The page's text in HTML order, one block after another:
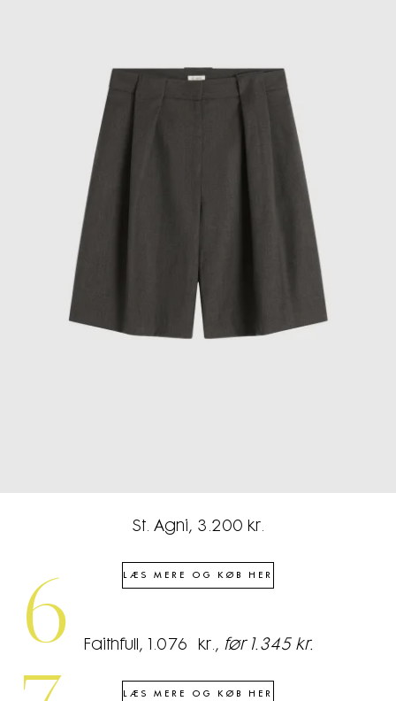
St. Agni, 3.200 kr.
LÆS MERE OG KØB HER
6 Faithfull, 1.076 kr., før 1.345 kr.
LÆS MERE OG KØB HER